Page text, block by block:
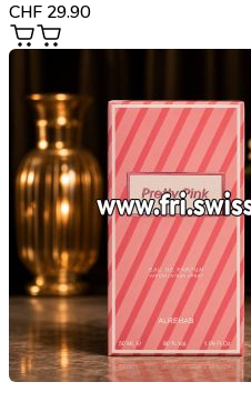
CHF 29.90